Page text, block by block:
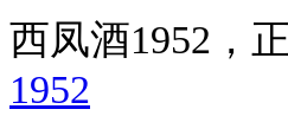
西凤酒1952，
1952